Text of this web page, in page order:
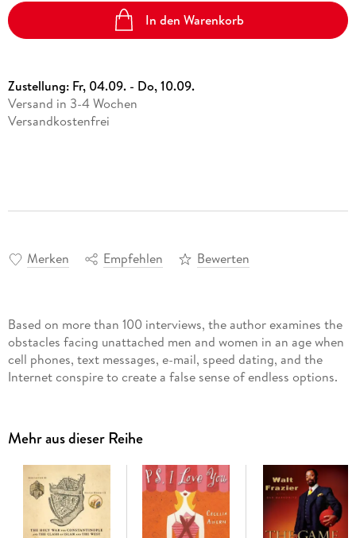
In den Warenkorb
Zustellung: Fr, 04.09. - Do, 10.09.
Versand in 3-4 Wochen
Versandkostenfrei
Merken Empfehlen Bewerten
Based on more than 100 interviews, the author examines the
obstacles facing unattached men and women in an age when
cell phones, text messages, e-mail, speed dating, and the
Internet conspire to create a false sense of endless options.
Mehr aus dieser Reihe